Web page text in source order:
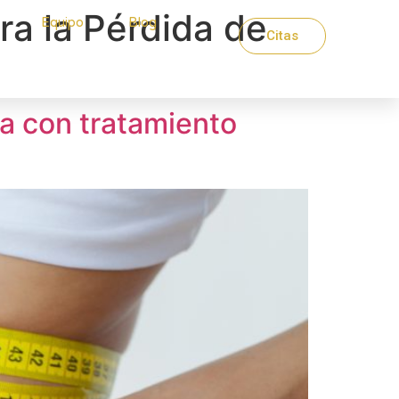
Equipo
Blog
Citas
la Pérdida de
con tratamiento